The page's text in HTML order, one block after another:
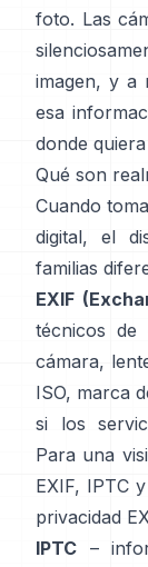
foto. Las
imagen, y a
esa
donde
Qué son
Cuando
digital, el
familias
EXIF
técnicos
cámara,
ISO, marca
si los
Para una
EXIF, IPTC
privacidad
IPTC –